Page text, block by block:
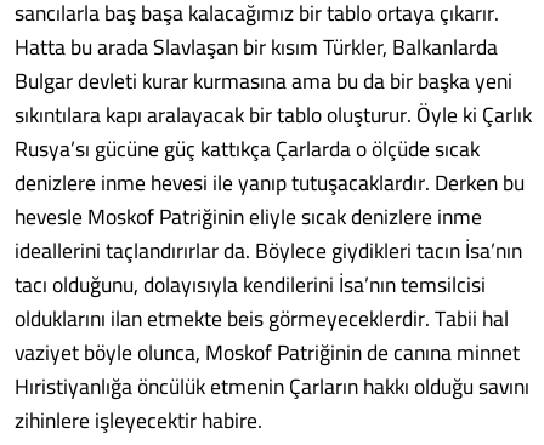
sancılarla baş başa kalacağımız bir tablo ortaya çıkarır.
Hatta bu arada Slavlaşan bir kısım Türkler, Balkanlarda
Bulgar devleti kurar kurmasına ama bu da bir başka yeni
sıkıntılara kapı aralayacak bir tablo oluşturur. Öyle ki Çarlık
Rusya’sı gücüne güç kattıkça Çarlarda o ölçüde sıcak
denizlere inme hevesi ile yanıp tutuşacaklardır. Derken bu
hevesle Moskof Patriğinin eliyle sıcak denizlere inme
ideallerini taçlandırırlar da. Böylece giydikleri tacın İsa’nın
tacı olduğunu, dolayısıyla kendilerini İsa’nın temsilcisi
olduklarını ilan etmekte beis görmeyeceklerdir. Tabii hal
vaziyet böyle olunca, Moskof Patriğinin de canına minnet
Hıristiyanlığa öncülük etmenin Çarların hakkı olduğu savını
zihinlere işleyecektir habire.